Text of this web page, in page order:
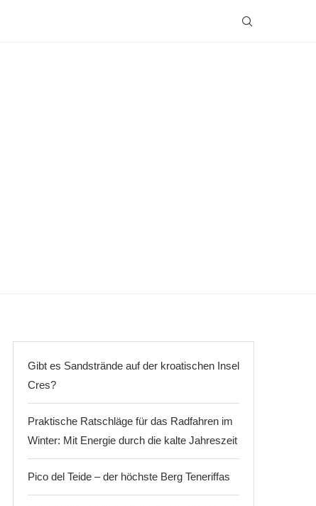
Gibt es Sandstrände auf der kroatischen Insel
Cres?
Praktische Ratschläge für das Radfahren im
Winter: Mit Energie durch die kalte Jahreszeit
Pico del Teide – der höchste Berg Teneriffas